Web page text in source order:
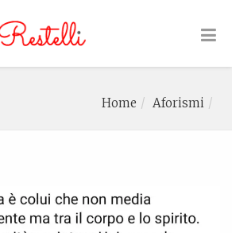
Home Aforismi